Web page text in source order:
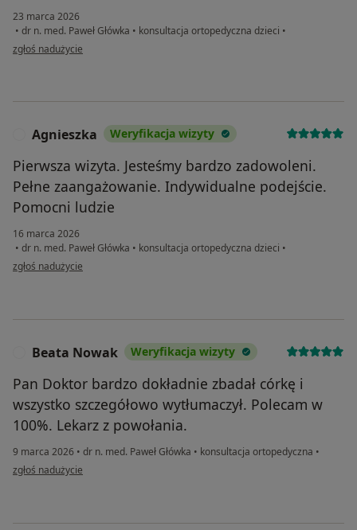
23 marca 2026
• dr n. med. Paweł Główka • konsultacja ortopedyczna dzieci •
w opinii użytkownika EWPI
zgłoś nadużycie
Agnieszka Weryfikacja wizyty
Pierwsza wizyta. Jesteśmy bardzo zadowoleni.
Pełne zaangażowanie. Indywidualne podejście.
Pomocni ludzie
16 marca 2026
• dr n. med. Paweł Główka • konsultacja ortopedyczna dzieci •
w opinii użytkownika Agnieszka
zgłoś nadużycie
Beata Nowak Weryfikacja wizyty
Pan Doktor bardzo dokładnie zbadał córkę i
wszystko szczegółowo wytłumaczył. Polecam w
100%. Lekarz z powołania.
9 marca 2026 • dr n. med. Paweł Główka • konsultacja ortopedyczna •
w opinii użytkownika Beata Nowak
zgłoś nadużycie